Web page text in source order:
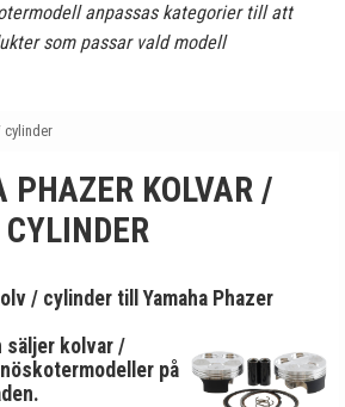
anpassas kategorier till att
som passar vald modell
cylinder
PHAZER KOLVAR /
CYLINDER
/ cylinder till Yamaha Phazer
säljer kolvar /
på